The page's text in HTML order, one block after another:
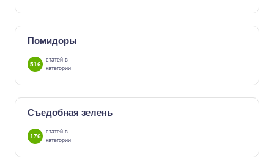
Помидоры
516
статей в
категории
Съедобная зелень
176
статей в
категории